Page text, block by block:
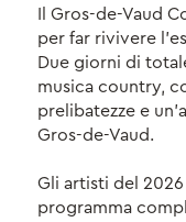
Il Gros-de-Vaud
per far rivivere
Due giorni di
musica country,
prelibatezze e
Gros-de-Vaud.
Gli artisti del
programma